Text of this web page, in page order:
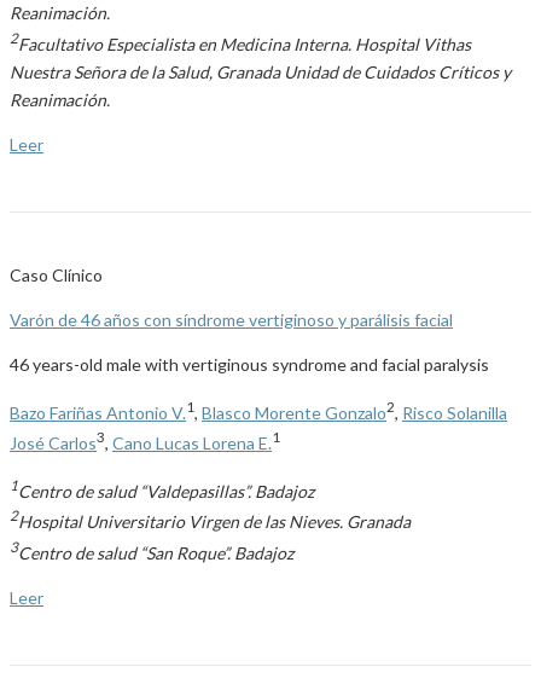
Reanimación.
2Facultativo Especialista en Medicina Interna. Hospital Vithas
Nuestra Señora de la Salud, Granada Unidad de Cuidados Críticos y
Reanimación.
Leer
Caso Clínico
Varón de 46 años con síndrome vertiginoso y parálisis facial
46 years-old male with vertiginous syndrome and facial paralysis
Bazo Fariñas Antonio V. 1 Blasco Morente Gonzalo2 Risco Solanilla
José Carlos3, Cano Lucas Lorena E.1
1Centro de salud “Valdepasillas”. Badajoz
2Hospital Universitario Virgen de las Nieves. Granada
3Centro de salud “San Roque”. Badajoz
Leer